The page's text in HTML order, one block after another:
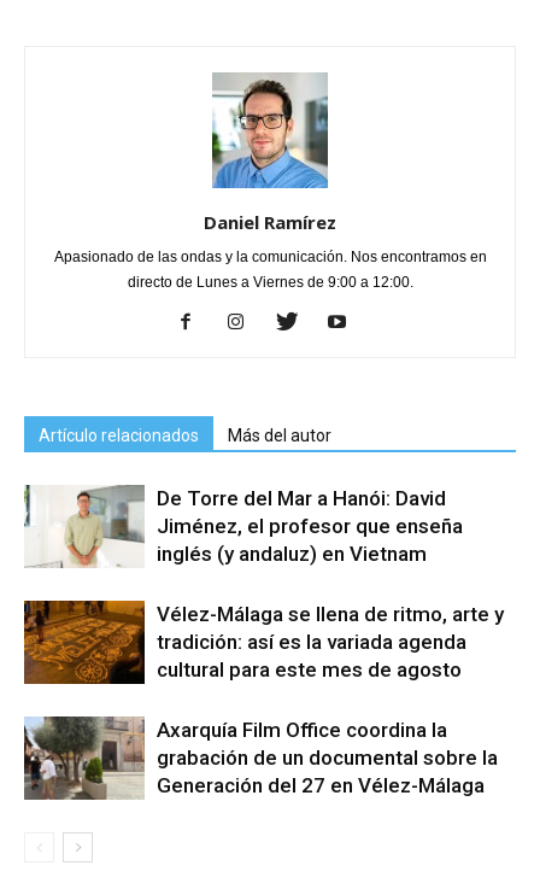
Daniel Ramírez
Apasionado de las ondas y la comunicación. Nos encontramos en
directo de Lunes a Viernes de 9:00 a 12:00.
Artículo relacionados Más del autor
De Torre del Mar a Hanói: David
Jiménez, el profesor que enseña
inglés (y andaluz) en Vietnam
Vélez-Málaga se llena de ritmo, arte y
tradición: así es la variada agenda
cultural para este mes de agosto
Axarquía Film Office coordina la
grabación de un documental sobre la
Generación del 27 en Vélez-Málaga